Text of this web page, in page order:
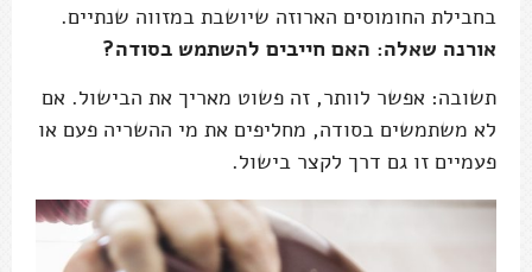
בחבילת החומוסים הארוזה שיושבת במזווה שנתיים.
אורנה שאלה: האם חייבים להשתמש בסודה?
תשובה: אפשר לוותר, זה פשוט מאריך את הבישול. אם
לא משתמשים בסודה, מחליפים את מי ההשריה פעם או
פעמיים זו גם דרך לקצר בישול.